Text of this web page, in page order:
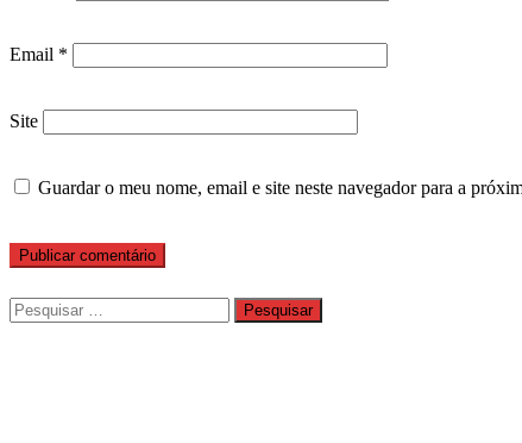
Email *
Site
Guardar o meu nome, email e site neste navegador para a
Pesquisar
por: